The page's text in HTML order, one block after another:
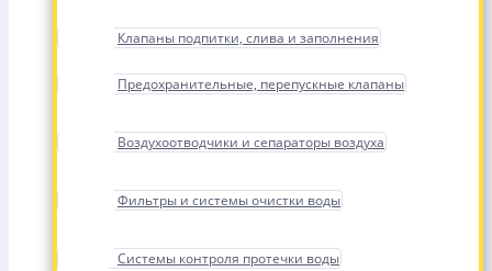
Клапаны подпитки, слива и заполнения
Предохранительные, перепускные клапаны
Воздухоотводчики и сепараторы воздуха
Фильтры и системы очистки воды
Системы контроля протечки воды